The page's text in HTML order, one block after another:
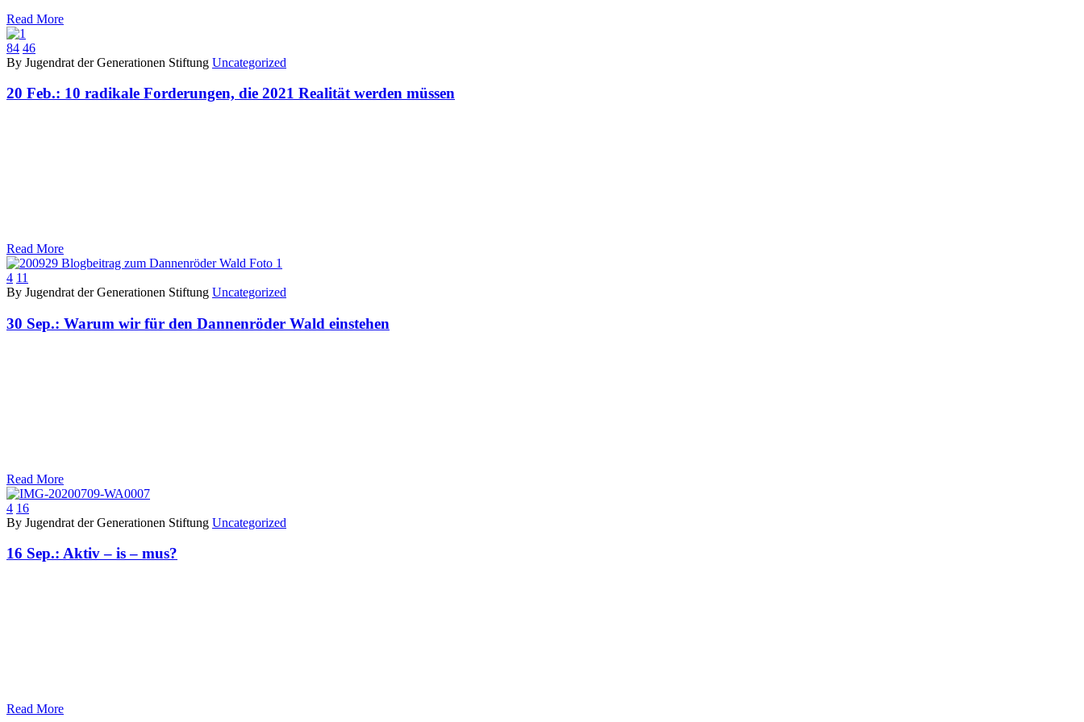
Read More
84 46
By Jugendrat der Generationen Stiftung Uncategorized
20 Feb.: 10 radikale Forderungen, die 2021 Realität werden müssen
Read More
4 11
By Jugendrat der Generationen Stiftung Uncategorized
30 Sep.: Warum wir für den Dannenröder Wald einstehen
Read More
4 16
By Jugendrat der Generationen Stiftung Uncategorized
16 Sep.: Aktiv – is – mus?
Read More